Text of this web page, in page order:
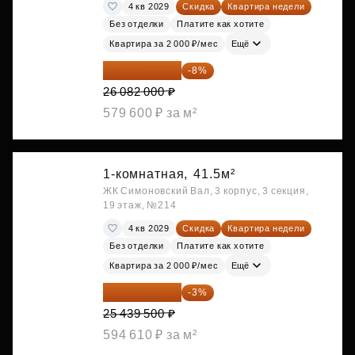
4 кв 2029 Скидка
Квартира недели
Без отделки
Платите как хотите
Квартира за 2 000 ₽/мес Ещё
23 995 440 ₽ -8%
26 082 000 ₽
579 600 ₽ за м²
1-комнатная, 41.5м²
ЖК Симоновский Вал, 3 корпус, 3 секция,
19 этаж, №214
4 кв 2029 Скидка
Квартира недели
Без отделки
Платите как хотите
Квартира за 2 000 ₽/мес Ещё
24 676 315 ₽ -3%
25 439 500 ₽
594 610 ₽ за м²